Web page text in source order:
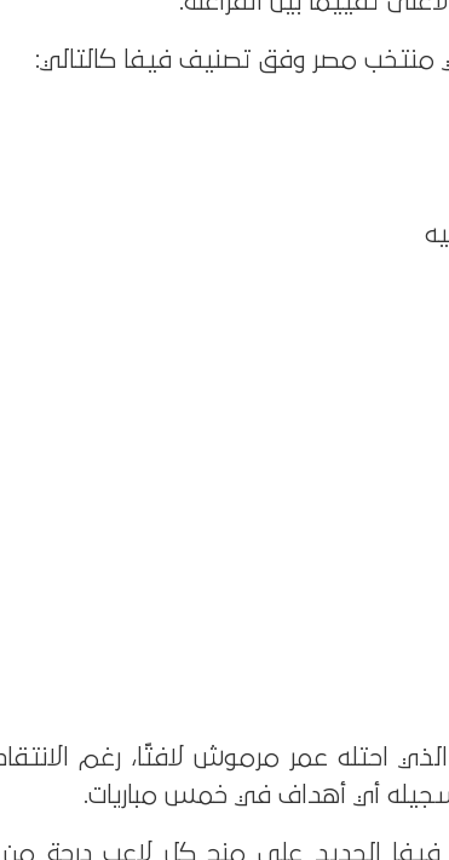
منتخب مصر وفق تصنيف فيفا كالتالي:
احتله عمر مرموش لافتًا، رغم
أي أهداف في خمس مباريات.